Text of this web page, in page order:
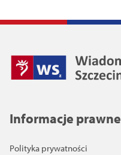
Informacje prawne
Polityka prywatności